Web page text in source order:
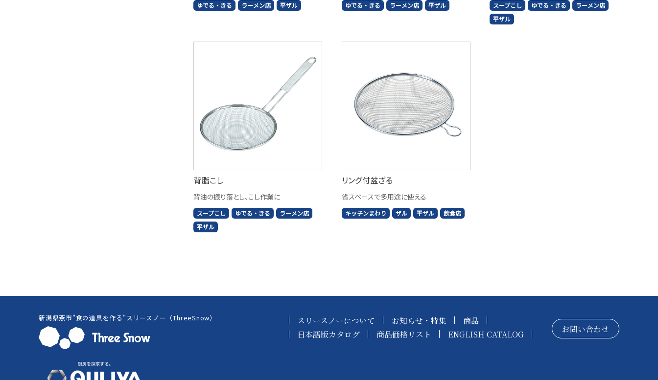
ゆでる・きる ラーメン店 平ザル ゆでる・きる ラーメン店 平ザル スープこし ゆでる・きる
ラーメン店
平ザル
背脂こし
背油の振り落とし、こし作業に
スープこし ゆでる・きる
ラーメン店
平ザル
リング付盆ざる
省スペースで多用途に使える
キッチンまわり ザル 平ザル 飲食店
新潟県燕市"食の道具を作る"スリースノー（ThreeSnow） スリースノーについて お知らせ・特集
商品
日本語版カタログ
商品価格リスト ENGLISH CATALOG お問い合わせ